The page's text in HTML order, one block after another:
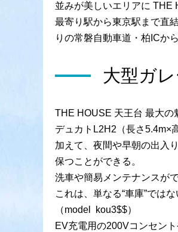
並みが美しいエリアに THE
最寄り駅から東京駅まで直
りの常磐自動車道・柏ICか
大型ガ
THE HOUSE 天王台 最大の
デュカトL2H2（長さ5.4m×
加えて、夜間や早朝の出入
保つことができる。
洗車や簡易メンテナンスが
これは、単なる“車庫”では
（model kou3$$）
EV充電用の200Vコンセン